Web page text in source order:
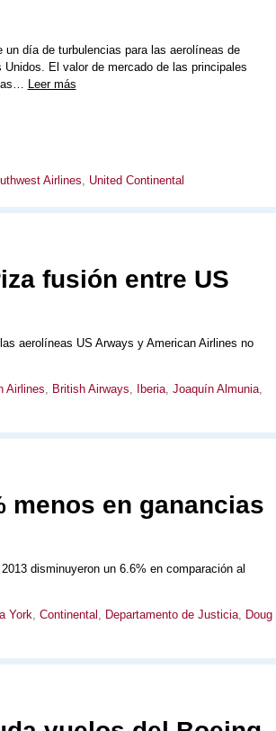
un día de turbulencias para las aerolíneas de
Unidos. El valor de mercado de las principales
Leer más
Airlines, United Continental
fusión entre US
aerolíneas US Arways y American Airlines no
Airlines, British Airways, Iberia, Joaquín Almunia,
menos en ganancias
disminuyeron un 6.6% en comparación al
York, Continental , Departamento de Justicia, Doug